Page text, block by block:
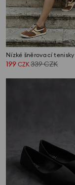
Nízké šněrovací tenisky
199 CZK339CZK